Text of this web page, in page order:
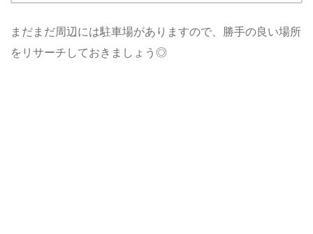
まだまだ周辺には駐車場がありますので、勝手の良い場所
をリサーチしておきましょう◎